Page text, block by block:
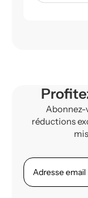
Abonnez-
réductions
Adresse email